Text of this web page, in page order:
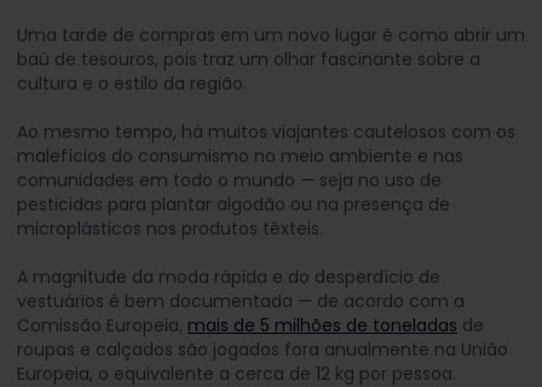
Uma tarde de compras em um novo lugar é como abrir um
baú de tesouros, pois traz um olhar fascinante sobre a
cultura e o estilo da região.
Ao mesmo tempo, há muitos viajantes cautelosos com os
malefícios do consumismo no meio ambiente e nas
comunidades em todo o mundo — seja no uso de
pesticidas para plantar algodão ou na presença de
microplásticos nos produtos têxteis.
A magnitude da moda rápida e do desperdício de
vestuários é bem documentada — de acordo com a
Comissão Europeia, mais de 5 milhões de toneladas de
roupas e calçados são jogados fora anualmente na União
Europeia, o equivalente a cerca de 12 kg por pessoa.